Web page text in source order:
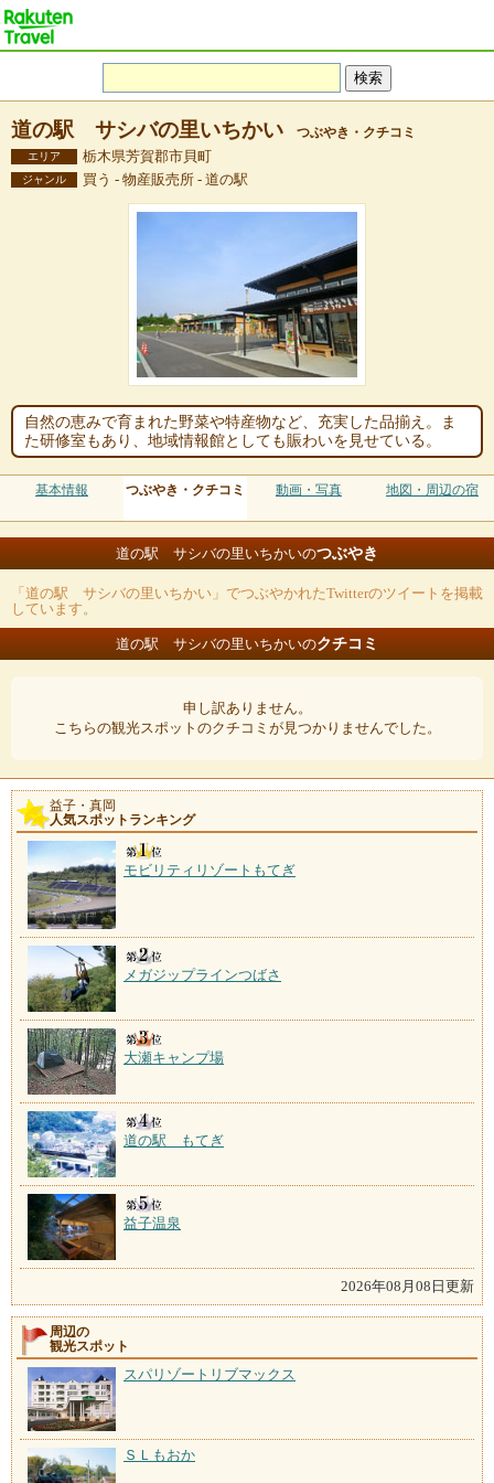
道の駅 サシバの里いちかい つぶやき・クチコミ
エリア 栃木県芳賀郡市貝町
ジャンル 買う - 物産販売所 - 道の駅
自然の恵みで育まれた野菜や特産物など、充実した品揃え。ま
た研修室もあり、地域情報館としても賑わいを見せている。
基本情報 つぶやき・クチコミ 動画・写真 地図・周辺の宿
道の駅 サシバの里いちかいのつぶやき
「道の駅 サシバの里いちかい」でつぶやかれたTwitterのツイートを掲載
しています。
道の駅 サシバの里いちかいのクチコミ
申し訳ありません。
こちらの観光スポットのクチコミが見つかりませんでした。
益子・真岡
人気スポットランキング
モビリティリゾートもてぎ
メガジップラインつばさ
大瀬キャンプ場
道の駅 もてぎ
益子温泉
2026年08月08日更新
周辺の
観光スポット
スパリゾートリブマックス
ＳＬもおか